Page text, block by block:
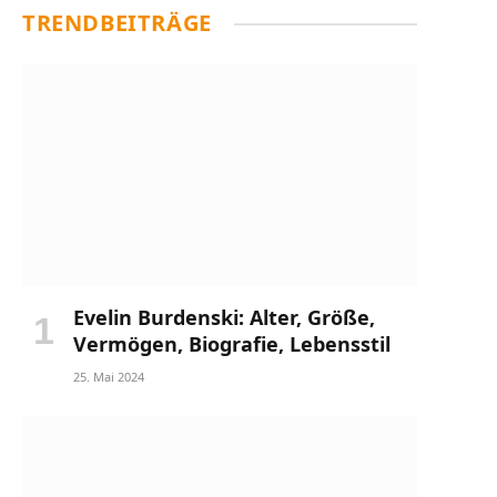
TRENDBEITRÄGE
Evelin Burdenski: Alter, Größe,
Vermögen, Biografie, Lebensstil
25. Mai 2024